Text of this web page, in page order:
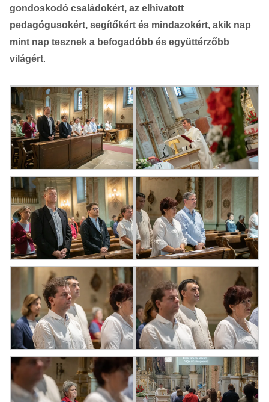
gondoskodó családokért, az elhivatott
pedagógusokért, segítőkért és mindazokért, akik nap
mint nap tesznek a befogadóbb és együttérzőbb
világért.